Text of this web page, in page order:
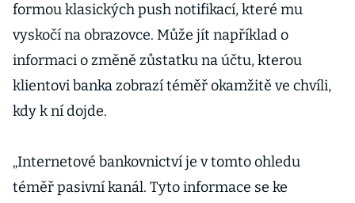
formou klasických push notifikací, které mu
vyskočí na obrazovce. Může jít například o
informaci o změně zůstatku na účtu, kterou
klientovi banka zobrazí téměř okamžitě ve chvíli,
kdy k ní dojde.
„Internetové bankovnictví je v tomto ohledu
téměř pasivní kanál. Tyto informace se ke